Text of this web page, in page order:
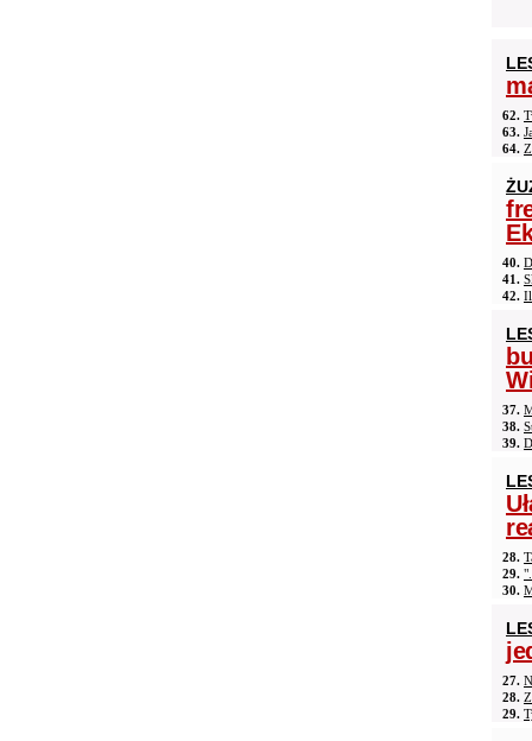
62.
63.
64.
40.
41.
42.
37.
38.
39.
28.
29.
30.
27.
28.
29.